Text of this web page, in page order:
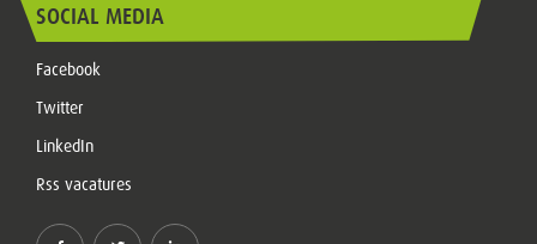
SOCIAL MEDIA
Facebook
Twitter
LinkedIn
Rss vacatures